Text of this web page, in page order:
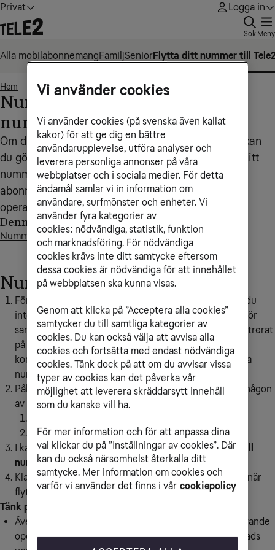
Privat Logga in
Sök Meny
Alla mobilabonnemangFamiljSeniorFlytta ditt nummer till
Hem • • • Nummerflytt - Flytta ditt nummer till Tele2
Nummerflytt - Flytta ditt
nummer till Tele2
Om du vill byta operatör och behålla ditt nummer kan
du göra en nummerflytt till Tele2. Det innebär att ditt
nummer flyttas till oss och samtidigt avslutas
abonnemanget automatiskt hos din nuvarande
operatör.
Nummerflytt via hemsidan
För att flytta ditt nummer behöver du kontrollera att du
inte har någon bindningstid hos din nuvarande operatör
samt att mobilnumret som ska flyttas till oss står registrerat
på dig. Har du tidigare ett kontantkort behöver du
kontrollera så att det är registrerat innan du kan starta
nummerflytten.
Påbörja ett köp av nytt abonnemang genom att välja någon
av alternativen.
Beställ endast mobilabonnemang
I kassan, i sektionen Välj ditt nummer klickar du iBehåll
nummer.
Klart! Du får inom kort ett sms med datum och tid för när
flytten av ditt mobilnummer sker till oss.
Tänk på
Även om du inte har någon bindningstid hos din nuvarande
operatör har befintliga abonnemang vanligen en månads
Denna artikel innehåller
Nummerflytt via hemsidan
Vi använder cookies
Vi använder cookies (på svenska även kallat
kakor) för att ge dig en bättre
användarupplevelse, utföra analyser och
leverera personliga annonser på våra
webbplatser och i sociala medier. För detta
ändamål samlar vi in information om
användare, surfmönster och enheter. Vi
använder fyra kategorier av
cookies: nödvändiga, statistik, funktion
och marknadsföring. För nödvändiga
cookies krävs inte ditt samtycke eftersom
dessa cookies är nödvändiga för att innehållet
på webbplatsen ska kunna visas.
Genom att klicka på ”Acceptera alla cookies”
samtycker du till samtliga kategorier av
cookies. Du kan också välja att avvisa alla
cookies och fortsätta med endast nödvändiga
cookies. Tänk dock på att om du avvisar vissa
typer av cookies kan det påverka vår
möjlighet att leverera skräddarsytt innehåll
som du kanske vill ha.
För mer information och för att anpassa dina
val klickar du på ”Inställningar av cookies”. Där
kan du också närsomhelst återkalla ditt
samtycke. Mer information om cookies och
varför vi använder det finns i vår cookiepolicy